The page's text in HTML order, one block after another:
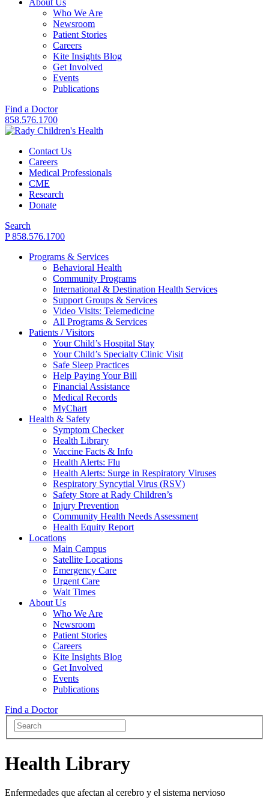
Who We Are
Newsroom
Patient Stories
Careers
Kite Insights Blog
Get Involved
Events
Publications
Find a Doctor
858.576.1700
Contact Us
Careers
Medical Professionals
CME
Research
Donate
Search
P 858.576.1700
Programs & Services
Behavioral Health
Community Programs
International & Destination Health Services
Support Groups & Services
Video Visits: Telemedicine
All Programs & Services
Patients / Visitors
Your Child’s Hospital Stay
Your Child’s Specialty Clinic Visit
Safe Sleep Practices
Help Paying Your Bill
Financial Assistance
Medical Records
MyChart
Health & Safety
Symptom Checker
Health Library
Vaccine Facts & Info
Health Alerts: Flu
Health Alerts: Surge in Respiratory Viruses
Respiratory Syncytial Virus (RSV)
Safety Store at Rady Children’s
Injury Prevention
Community Health Needs Assessment
Health Equity Report
Locations
Main Campus
Satellite Locations
Emergency Care
Urgent Care
Wait Times
About Us
Who We Are
Newsroom
Patient Stories
Careers
Kite Insights Blog
Get Involved
Events
Publications
Find a Doctor
Health Library
Enfermedades que afectan al cerebro y el sistema nervioso